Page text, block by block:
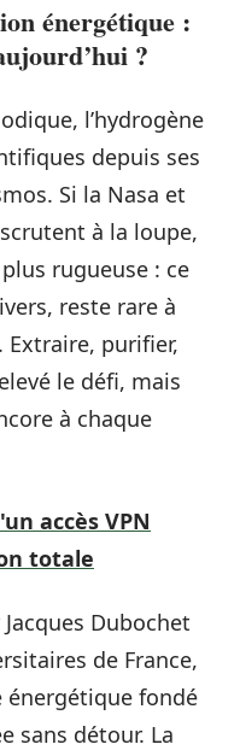
énergétique :
?
l’hydrogène
depuis ses
Si la Nasa et
à la loupe,
rugueuse : ce
reste rare à
Extraire, purifier,
le défi, mais
à chaque
accès VPN
totale
Dubochet
de France,
énergétique fondé
sans détour. La